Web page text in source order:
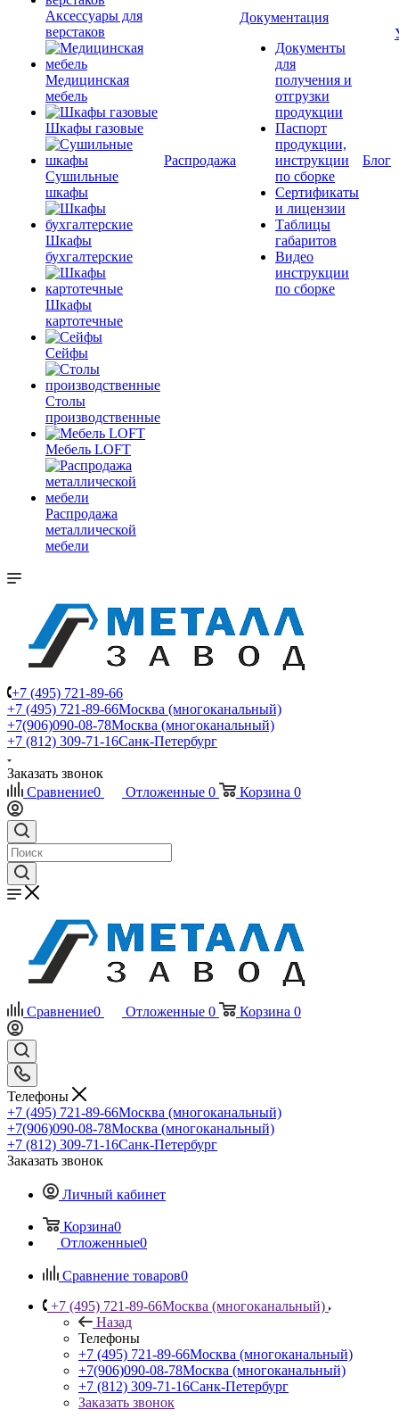
Аксессуары для
верстаков
Медицинская
мебель
Шкафы газовые
Сушильные
шкафы
Шкафы
бухгалтерские
Шкафы
картотечные
Сейфы
Столы
производственные
Мебель LOFT
Распродажа
металлической
мебели
Распродажа
Документация
Документы
для
получения и
отгрузки
продукции
Паспорт
продукции,
инструкции
по сборке
Сертификаты
и лицензии
Таблицы
габаритов
Видео
инструкции
по сборке
Блог
+7 (495) 721-89-66
+7 (495) 721-89-66Москва (многоканальный)
+7(906)090-08-78Москва (многоканальный)
+7 (812) 309-71-16Санк-Петербург
Заказать звонок
Сравнение0 Отложенные 0 Корзина 0
Сравнение0 Отложенные 0 Корзина 0
Телефоны
+7 (495) 721-89-66Москва (многоканальный)
+7(906)090-08-78Москва (многоканальный)
+7 (812) 309-71-16Санк-Петербург
Заказать звонок
Личный кабинет
Корзина0
Отложенные0
Сравнение товаров0
+7 (495) 721-89-66Москва (многоканальный)
Назад
Телефоны
+7 (495) 721-89-66Москва (многоканальный)
+7(906)090-08-78Москва (многоканальный)
+7 (812) 309-71-16Санк-Петербург
Заказать звонок